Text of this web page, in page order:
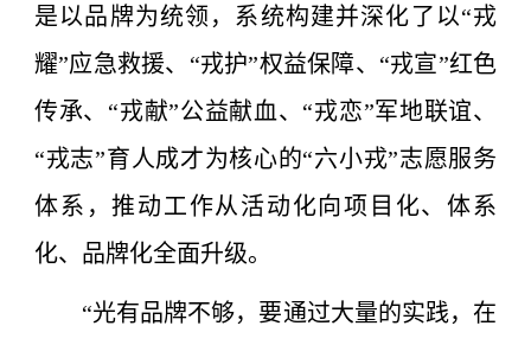
是以品牌为统领，系统构建并深化了以“戎
耀”应急救援、“戎护”权益保障、“戎宣”红色
传承、“戎献”公益献血、“戎恋”军地联谊、
“戎志”育人成才为核心的“六小戎”志愿服务
体系，推动工作从活动化向项目化、体系
化、品牌化全面升级。
“光有品牌不够，要通过大量的实践，在